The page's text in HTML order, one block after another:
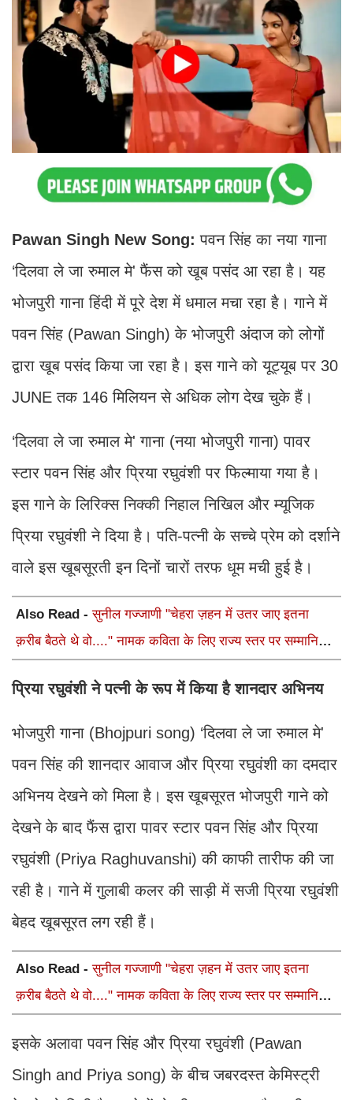
Pawan Singh New Song: पवन सिंह का नया गाना
‘दिलवा ले जा रुमाल मे' फैंस को खूब पसंद आ रहा है। यह
भोजपुरी गाना हिंदी में पूरे देश में धमाल मचा रहा है। गाने में
पवन सिंह (Pawan Singh) के भोजपुरी अंदाज को लोगों
द्वारा खूब पसंद किया जा रहा है। इस गाने को यूट्यूब पर 30
JUNE तक 146 मिलियन से अधिक लोग देख चुके हैं।
‘दिलवा ले जा रुमाल मे' गाना (नया भोजपुरी गाना) पावर
स्टार पवन सिंह और प्रिया रघुवंशी पर फिल्माया गया है।
इस गाने के लिरिक्स निक्की निहाल निखिल और म्यूजिक
प्रिया रघुवंशी ने दिया है। पति-पत्नी के सच्चे प्रेम को दर्शाने
वाले इस खूबसूरती इन दिनों चारों तरफ धूम मची हुई है।
Also Read -सुनील गज्जाणी "चेहरा ज़हन में उतर जाए इतना
क़रीब बैठते थे वो...." नामक कविता के लिए राज्य स्तर पर सम्मानित
प्रिया रघुवंशी ने पत्नी के रूप में किया है शानदार अभिनय
भोजपुरी गाना (Bhojpuri song) ‘दिलवा ले जा रुमाल मे'
पवन सिंह की शानदार आवाज और प्रिया रघुवंशी का दमदार
अभिनय देखने को मिला है। इस खूबसूरत भोजपुरी गाने को
देखने के बाद फैंस द्वारा पावर स्टार पवन सिंह और प्रिया
रघुवंशी (Priya Raghuvanshi) की काफी तारीफ की जा
रही है। गाने में गुलाबी कलर की साड़ी में सजी प्रिया रघुवंशी
बेहद खूबसूरत लग रही हैं।
Also Read -सुनील गज्जाणी "चेहरा ज़हन में उतर जाए इतना
क़रीब बैठते थे वो...." नामक कविता के लिए राज्य स्तर पर सम्मानित
इसके अलावा पवन सिंह और प्रिया रघुवंशी (Pawan
Singh and Priya song) के बीच जबरदस्त केमिस्ट्री